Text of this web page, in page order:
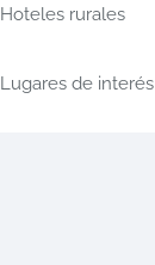
Hoteles rurales
Lugares de interés